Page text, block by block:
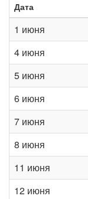
Дата
1 июня
4 июня
5 июня
6 июня
7 июня
8 июня
11 июня
12 июня